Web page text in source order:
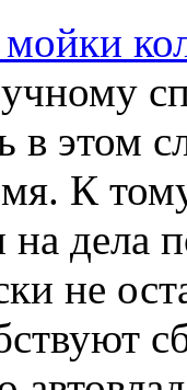
в этом
К
дела
не